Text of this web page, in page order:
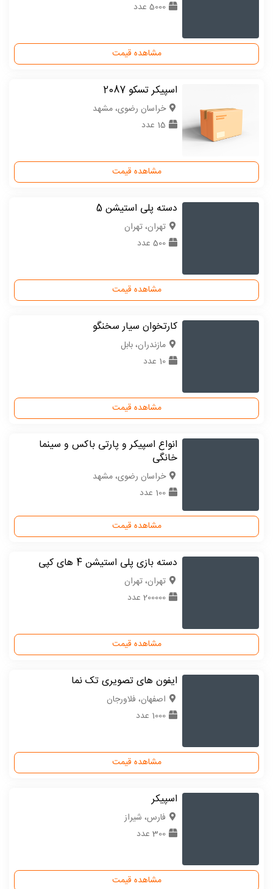
5000 عدد
مشاهده قیمت
اسپیکر تسکو 2087
خراسان رضوی، مشهد
15 عدد
مشاهده قیمت
دسته پلی استیشن 5
تهران، تهران
500 عدد
مشاهده قیمت
کارتخوان سیار سخنگو
مازندران، بابل
10 عدد
مشاهده قیمت
انواع اسپیکر و پارتی باکس و سینما
خانگی
خراسان رضوی، مشهد
100 عدد
مشاهده قیمت
دسته بازی پلی استیشن 4 های کپی
تهران، تهران
200000 عدد
مشاهده قیمت
ایفون های تصویری تک نما
اصفهان، فلاورجان
1000 عدد
مشاهده قیمت
اسپیکر
فارس، شیراز
300 عدد
مشاهده قیمت